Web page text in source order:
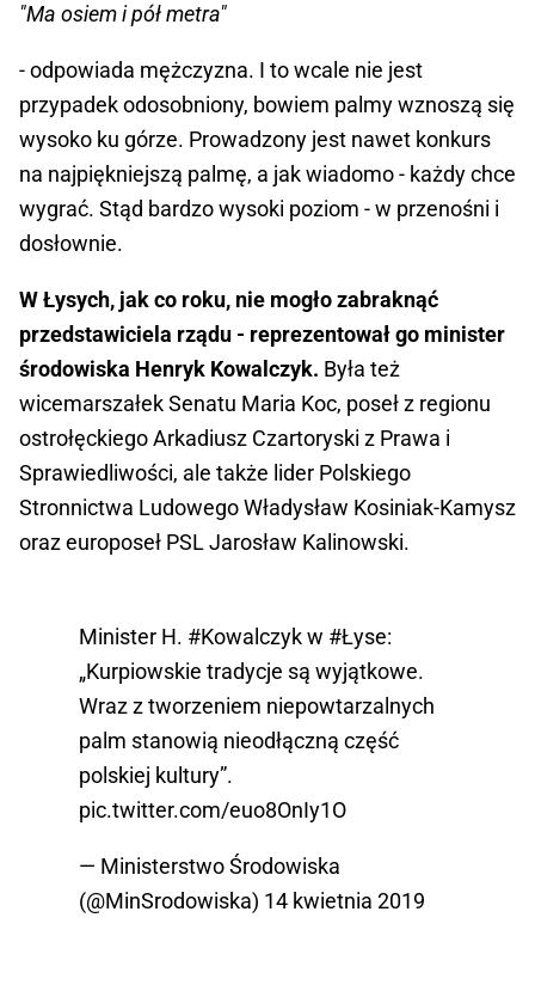
"Ma osiem i pół metra"
- odpowiada mężczyzna. I to wcale nie jest
przypadek odosobniony, bowiem palmy wznoszą się
wysoko ku górze. Prowadzony jest nawet konkurs
na najpiękniejszą palmę, a jak wiadomo - każdy chce
wygrać. Stąd bardzo wysoki poziom - w przenośni i
dosłownie.
W Łysych, jak co roku, nie mogło zabraknąć
przedstawiciela rządu - reprezentował go minister
środowiska Henryk Kowalczyk. Była też
wicemarszałek Senatu Maria Koc, poseł z regionu
ostrołęckiego Arkadiusz Czartoryski z Prawa i
Sprawiedliwości, ale także lider Polskiego
Stronnictwa Ludowego Władysław Kosiniak-Kamysz
oraz europoseł PSL Jarosław Kalinowski.
Minister H. #Kowalczykw #Łyse:
„Kurpiowskie tradycje są wyjątkowe.
Wraz z tworzeniem niepowtarzalnych
palm stanowią nieodłączną część
polskiej kultury”.
pic.twitter.com/euo8OnIy1O
— Ministerstwo Środowiska
(@MinSrodowiska) 14 kwietnia 2019